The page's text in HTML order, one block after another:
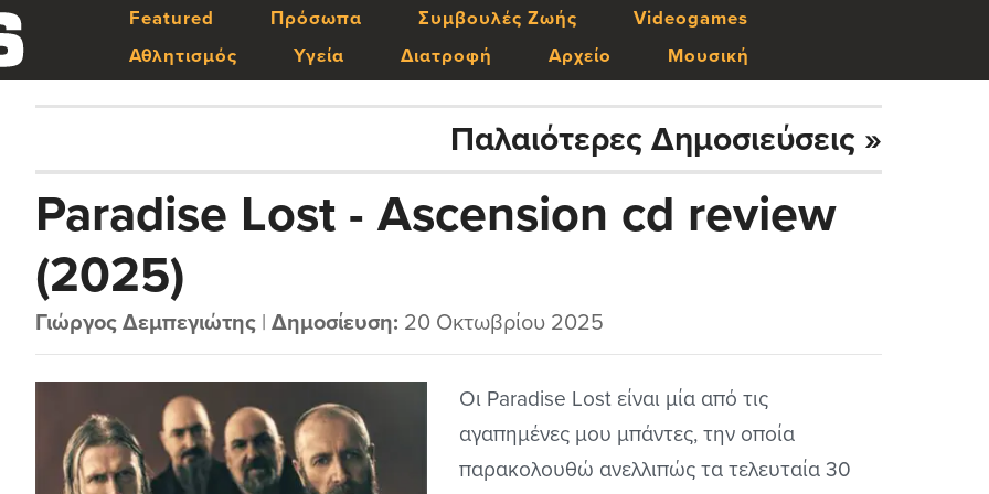
Featured Πρόσωπα Συμβουλές Ζωής
Videogames
Αθλητισμός
Υγεία Διατροφή Αρχείο Μουσική
Παλαιότερες Δημοσιεύσεις »
Paradise Lost - Ascension cd review
(2025)
Γιώργος Δεμπεγιώτης |Δημοσίευση: 20 Οκτωβρίου 2025
Οι Paradise Lost είναι μία από τις
αγαπημένες μου μπάντες, την οποία
παρακολουθώ ανελλιπώς τα τελευταία 30